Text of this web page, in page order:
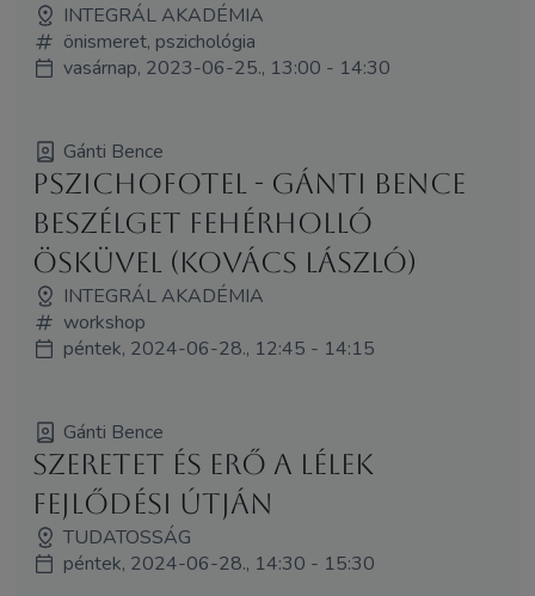
INTEGRÁL AKADÉMIA
önismeret, pszichológia
vasárnap, 2023-06-25., 13:00 - 14:30
Gánti Bence
Pszichofotel - Gánti bence
beszélget Fehérholló
Ösküvel (Kovács László)
INTEGRÁL AKADÉMIA
workshop
péntek, 2024-06-28., 12:45 - 14:15
Gánti Bence
Szeretet és erő a lélek
fejlődési útján
TUDATOSSÁG
péntek, 2024-06-28., 14:30 - 15:30